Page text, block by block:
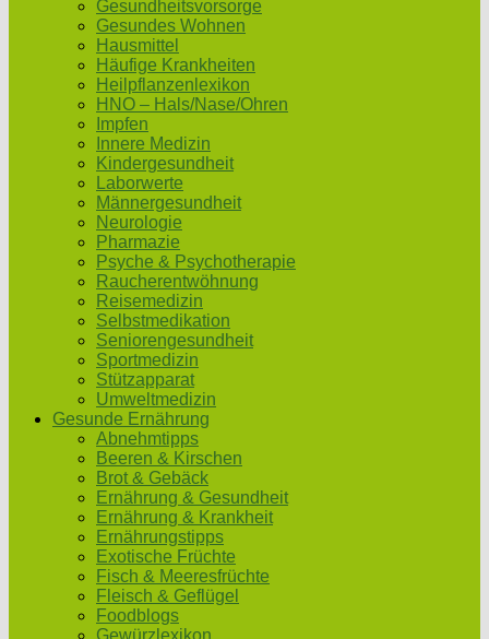
Gesundheitsvorsorge
Gesundes Wohnen
Hausmittel
Häufige Krankheiten
Heilpflanzenlexikon
HNO – Hals/Nase/Ohren
Impfen
Innere Medizin
Kindergesundheit
Laborwerte
Männergesundheit
Neurologie
Pharmazie
Psyche & Psychotherapie
Raucherentwöhnung
Reisemedizin
Selbstmedikation
Seniorengesundheit
Sportmedizin
Stützapparat
Umweltmedizin
Gesunde Ernährung
Abnehmtipps
Beeren & Kirschen
Brot & Gebäck
Ernährung & Gesundheit
Ernährung & Krankheit
Ernährungstipps
Exotische Früchte
Fisch & Meeresfrüchte
Fleisch & Geflügel
Foodblogs
Gewürzlexikon